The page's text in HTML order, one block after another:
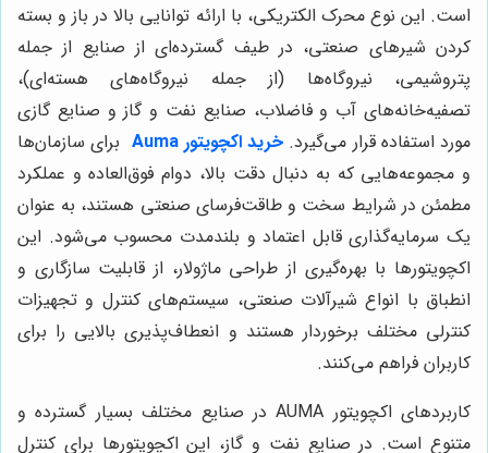
است. این نوع محرک الکتریکی، با ارائه توانایی بالا در باز و بسته
کردن شیرهای صنعتی، در طیف گسترده‌ای از صنایع از جمله
پتروشیمی، نیروگاه‌ها (از جمله نیروگاه‌های هسته‌ای)،
تصفیه‌خانه‌های آب و فاضلاب، صنایع نفت و گاز و صنایع گازی
مورد استفاده قرار می‌گیرد. خرید اکچویتور Auma
برای سازمان‌ها
و مجموعه‌هایی که به دنبال دقت بالا، دوام فوق‌العاده و عملکرد
مطمئن در شرایط سخت و طاقت‌فرسای صنعتی هستند، به عنوان
یک سرمایه‌گذاری قابل اعتماد و بلندمدت محسوب می‌شود. این
اکچویتورها با بهره‌گیری از طراحی ماژولار، از قابلیت سازگاری و
انطباق با انواع شیرآلات صنعتی، سیستم‌های کنترل و تجهیزات
کنترلی مختلف برخوردار هستند و انعطاف‌پذیری بالایی را برای
کاربران فراهم می‌کنند.
کاربردهای اکچویتور AUMA در صنایع مختلف بسیار گسترده و
متنوع است. در صنایع نفت و گاز، این اکچویتورها برای کنترل